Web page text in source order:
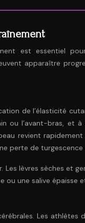
est essentiel
apparaître
de l’élasticité
ou l’avant-bras, et
revient
perte de turgescence
lèvres sèches et
une salive épaisse
Les athlètes